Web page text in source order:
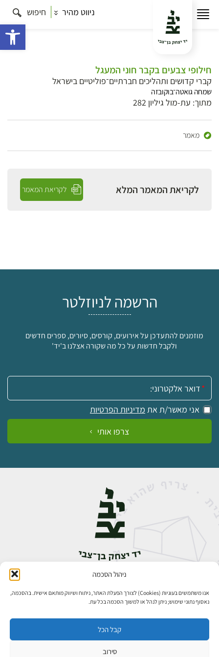
ניהול הסכמה
אנו משתמשים בעוגיות (Cookies) לצורך הפעלת האתר, ניתוח ושיווק מותאם אישית. בהסכמה,
נאסוף נתוני שימוש; ניתן לנהל או למשוך הסכמה בכל עת.
קבל הכל
סירוב
ניווט מהיר חיפוש
חילופי צבעים בקבר חוני המעגל
קברי קדושים ותהליכים חברתיים־פוליטיים בישראל
שמחה גואטה־בוקובזה
מתוך: עת-מול גיליון 282
מאמר
לקריאת המאמר המלא לקריאת המאמר
הרשמה לניוזלטר
מוזמנים להתעדכן על אירועים, קורסים, סיורים, ספרים חדשים
ולקבל חדשות על כל מה שקורה אצלנו ב'יד'
אימייל:
אני מאשר/ת את מדיניות הפרטיות
צרפו אותי
אבן גבירול 14, רחביה, ירושלים